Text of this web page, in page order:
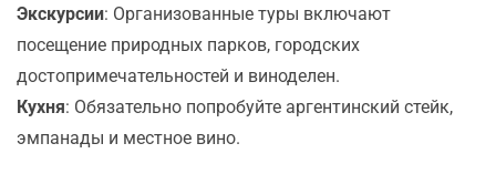
Экскурсии: Организованные туры включают
посещение природных парков, городских
достопримечательностей и виноделен.
Кухня: Обязательно попробуйте аргентинский стейк,
эмпанады и местное вино.